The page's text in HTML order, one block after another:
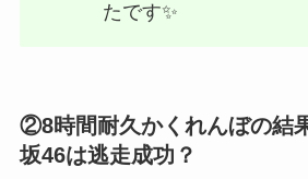
たです✨
②8時間耐久かくれんぼの結
坂46は逃走成功？